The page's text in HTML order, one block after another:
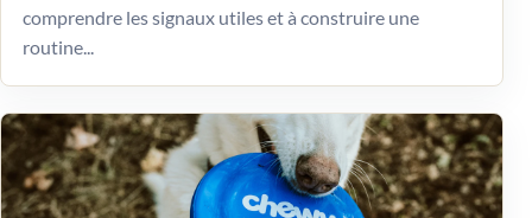
comprendre les signaux utiles et à construire une
routine...